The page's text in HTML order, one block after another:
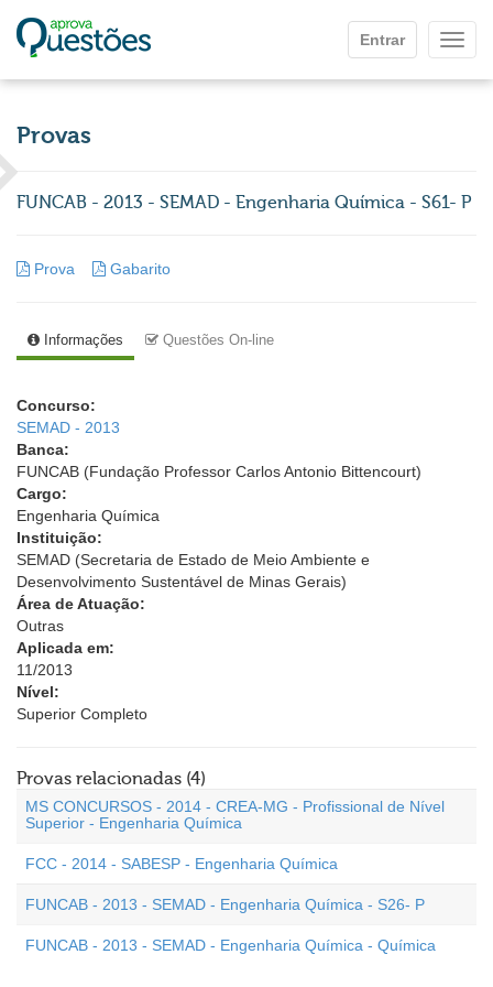
Entrar
Provas
FUNCAB - 2013 - SEMAD - Engenharia Química - S61- P
Prova Gabarito
Informações Questões On-line
Concurso:
SEMAD - 2013
Banca:
FUNCAB (Fundação Professor Carlos Antonio Bittencourt)
Cargo:
Engenharia Química
Instituição:
SEMAD (Secretaria de Estado de Meio Ambiente e
Desenvolvimento Sustentável de Minas Gerais)
Área de Atuação:
Outras
Aplicada em:
11/2013
Nível:
Superior Completo
Provas relacionadas (4)
MS CONCURSOS - 2014 - CREA-MG - Profissional de Nível
Superior - Engenharia Química
FCC - 2014 - SABESP - Engenharia Química
FUNCAB - 2013 - SEMAD - Engenharia Química - S26- P
FUNCAB - 2013 - SEMAD - Engenharia Química - Química